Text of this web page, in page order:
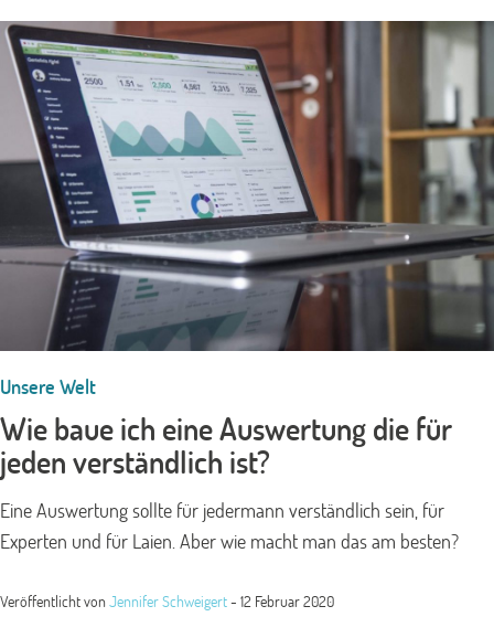
Unsere Welt
Wie baue ich eine Auswertung die für
jeden verständlich ist?
Eine Auswertung sollte für jedermann verständlich sein, für
Experten und für Laien. Aber wie macht man das am besten?
Veröffentlicht vonJennifer Schweigert- 12 Februar 2020